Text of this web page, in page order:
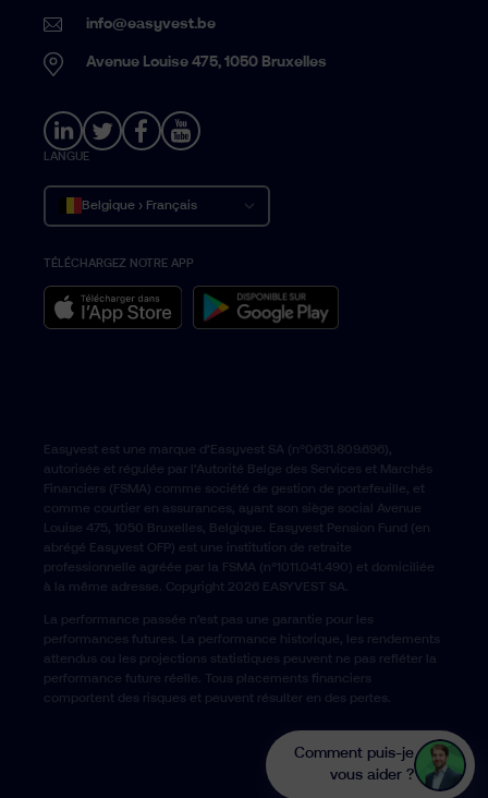
Comment puis-je
vous aider ?
info@easyvest.be
Avenue Louise 475, 1050 Bruxelles
LANGUE
Belgique › Français
België › Nederlands
Belgium › English
TÉLÉCHARGEZ NOTRE APP
Easyvest est une marque d’Easyvest SA (n°0631.809.696),
autorisée et régulée par l’Autorité Belge des Services et Marchés
Financiers (FSMA) comme société de gestion de portefeuille, et
comme courtier en assurances, ayant son siège social Avenue
Louise 475, 1050 Bruxelles, Belgique. Easyvest Pension Fund (en
abrégé Easyvest OFP) est une institution de retraite
professionnelle agréée par la FSMA (n°1011.041.490) et domiciliée
à la même adresse. Copyright 2026 EASYVEST SA.
La performance passée n’est pas une garantie pour les
performances futures. La performance historique, les rendements
attendus ou les projections statistiques peuvent ne pas refléter la
performance future réelle. Tous placements financiers
comportent des risques et peuvent résulter en des pertes.